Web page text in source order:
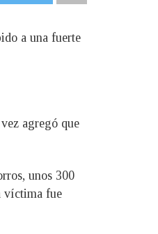
a una fuerte
agregó que
unos 300
víctima fue